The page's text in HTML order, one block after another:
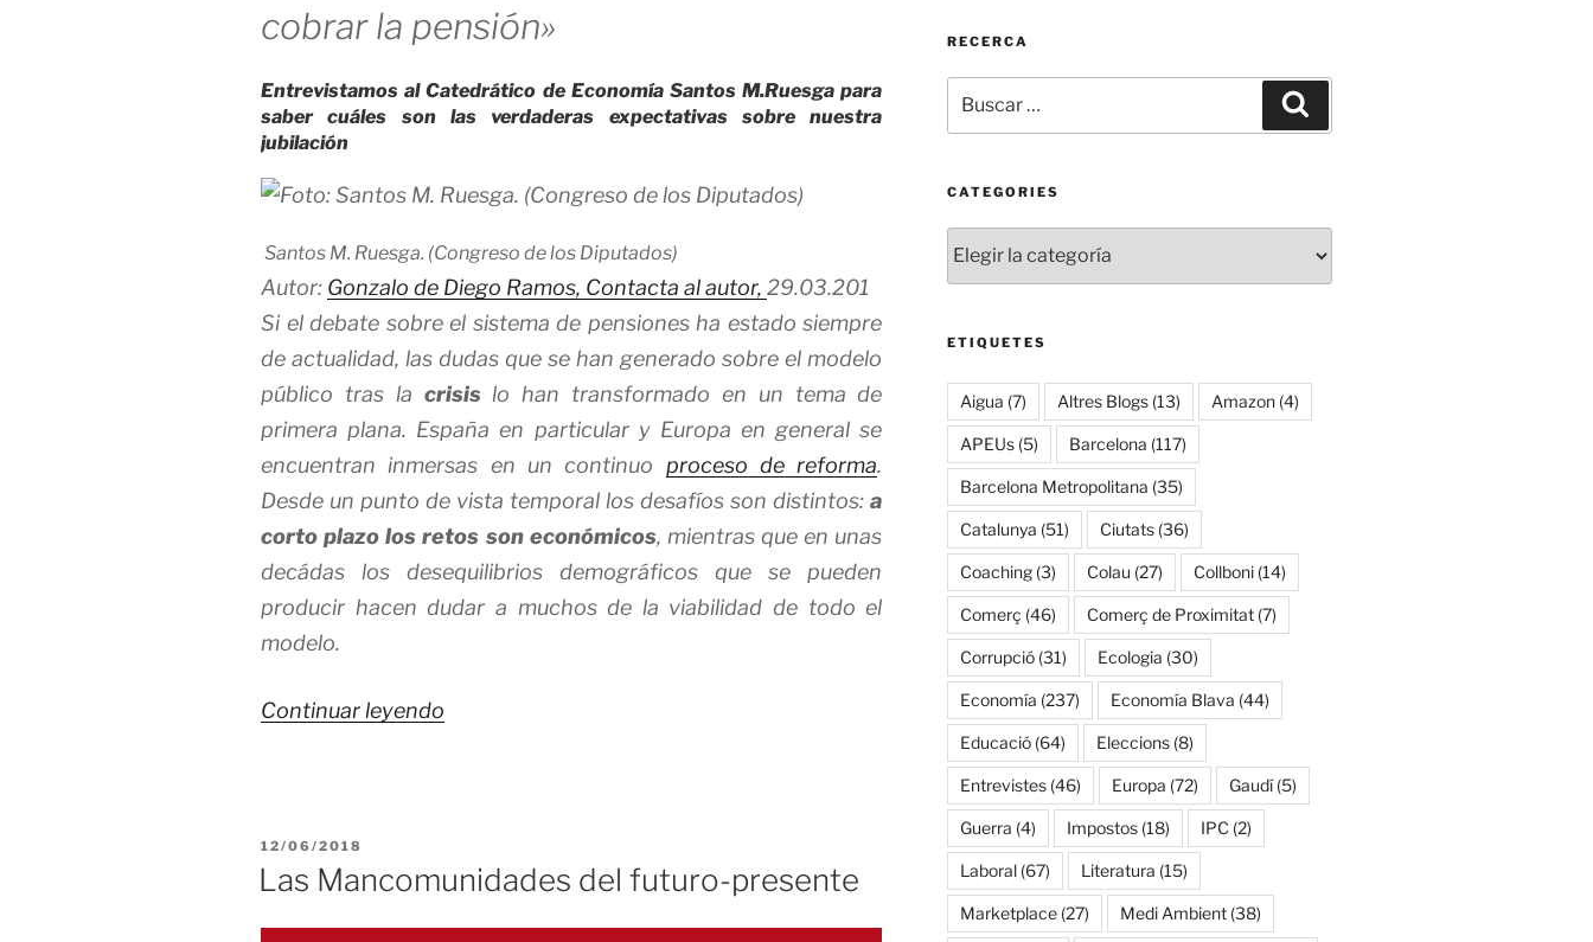
cobrar la pensión»
Entrevistamos al Catedrático de Economía Santos M.Ruesga para
saber cuáles son las verdaderas expectativas sobre nuestra
jubilación
Santos M. Ruesga. (Congreso de los Diputados)
Autor: Gonzalo de Diego Ramos, Contacta al autor, 29.03.201
Si el debate sobre el sistema de pensiones ha estado siempre
de actualidad, las dudas que se han generado sobre el modelo
público tras la crisis lo han transformado en un tema de
primera plana. España en particular y Europa en general se
encuentran inmersas en un continuo proceso de reforma.
Desde un punto de vista temporal los desafíos son distintos:a
corto plazo los retos son económicos, mientras que en unas
decádas los desequilibrios demográficos que se pueden
producir hacen dudar a muchos de la viabilidad de todo el
modelo.
Continuar leyendo
pensión
con
PUBLICADO
EL
12/06/2018
Las Mancomunidades del futuro-presente
RECERCA
por:
CATEGORIES
ETIQUETES
Aigua (7) Altres Blogs(13) Amazon(4)
APEUs(5) Barcelona (117)
Barcelona Metropolitana (35)
Catalunya (51) Ciutats(36)
Coaching(3) Colau (27) Collboni(14)
Comerç (46) Comerç de Proximitat(7)
Corrupció(31) Ecologia (30)
Economía (237) Economía Blava (44)
Educació(64) Eleccions(8)
Entrevistes(46) Europa (72) Gaudí(5)
Guerra (4) Impostos(18) IPC (2)
Laboral(67) Literatura (15)
Marketplace(27) Medi Ambient(38)